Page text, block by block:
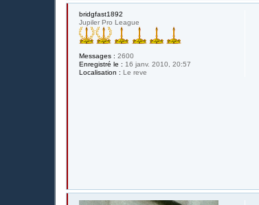
bridgfast1892
Jupiler Pro League
Messages : 2600
Enregistré le : 16 janv. 2010, 20:57
Localisation : Le reve